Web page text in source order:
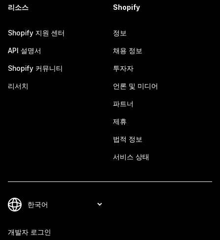
리소스
Shopify 지원 센터
API 설명서
Shopify 커뮤니티
리서치
Shopify
정보
채용 정보
투자자
언론 및 미디어
파트너
제휴
법적 정보
서비스 상태
개발자 로그인